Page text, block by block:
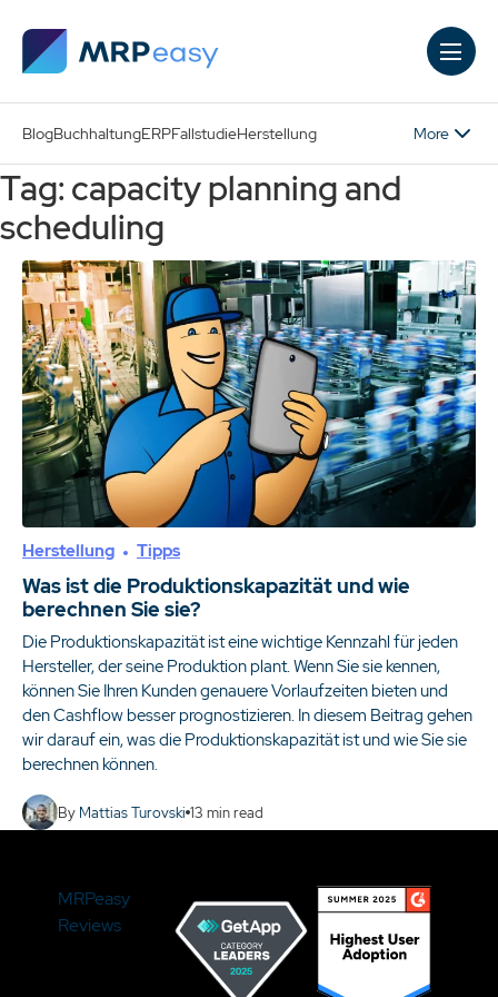
BlogBuchhaltungERPFallstudieHerstellung More
Tag: capacity planning and
scheduling
Herstellung Tipps
Was ist die Produktionskapazität und wie
berechnen Sie sie?
Die Produktionskapazität ist eine wichtige Kennzahl für jeden
Hersteller, der seine Produktion plant. Wenn Sie sie kennen,
können Sie Ihren Kunden genauere Vorlaufzeiten bieten und
den Cashflow besser prognostizieren. In diesem Beitrag gehen
wir darauf ein, was die Produktionskapazität ist und wie Sie sie
berechnen können.
By Mattias Turovski 13 min read
MRPeasy
Reviews